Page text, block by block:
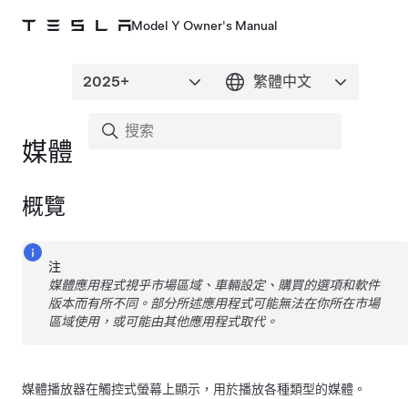
Model Y Owner's Manual
媒體
概覽
注
媒體應用程式視乎市場區域、車輛設定、購買的選項和軟件
版本而有所不同。部分所述應用程式可能無法在你所在市場
區域使用，或可能由其他應用程式取代。
媒體播放器在觸控式螢幕上顯示，用於播放各種類型的媒體。